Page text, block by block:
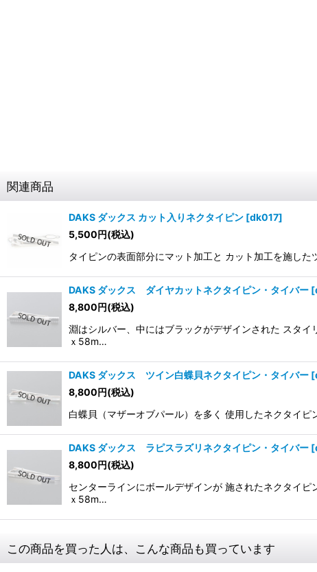
関連商品
DAKS ダックス カット入りネクタイピン [dk017]
5,500円(税込)
タイピンの表面部分にマット加工と カット加工を施し
DAKS ダックス ダイヤカットネクタイピン・タイバー [
8,800円(税込)
淵はシルバー、中にはブラックがデザインされた スタ
ｘ58m…
DAKS ダックス ツイン白蝶貝ネクタイピン・タイバー [
8,800円(税込)
白蝶貝（マザーオブパール）を多く 使用したネクタイ
DAKS ダックス ラピスラズリネクタイピン・タイバー [
8,800円(税込)
センターラインにボールデザインが 施されたネクタイ
ｘ58m…
この商品を買った人は、こんな商品も買っています